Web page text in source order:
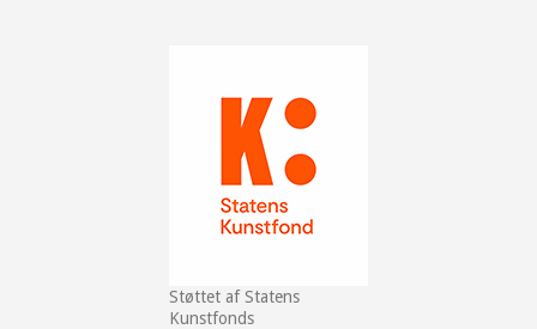
Støttet af Statens
Kunstfonds